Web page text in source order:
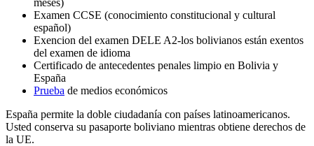
Examen CCSE (conocimiento constitucional y cultural
español)
Exencion del examen DELE A2-los bolivianos están exentos
del examen de idioma
Certificado de antecedentes penales limpio en Bolivia y
España
Prueba de medios económicos
España permite la doble ciudadanía con países latinoamericanos.
Usted conserva su pasaporte boliviano mientras obtiene derechos de
la UE.